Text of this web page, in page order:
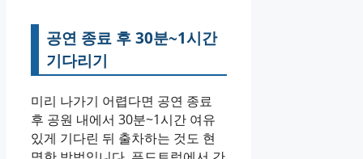
공연 종료 후 30분~1시간
기다리기
미리 나가기 어렵다면 공연 종료
후 공원 내에서 30분~1시간 여유
있게 기다린 뒤 출차하는 것도 현